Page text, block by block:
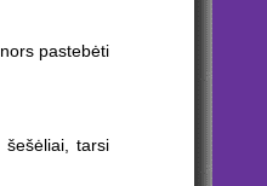
pastebėti
tarsi